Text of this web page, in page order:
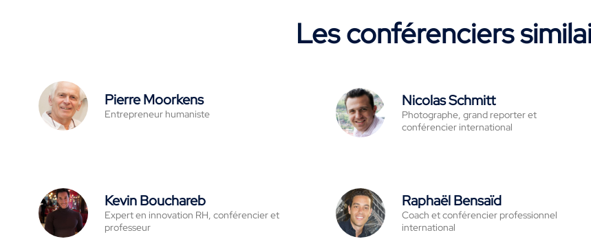
Les conférenciers
Pierre Moorkens
Entrepreneur humaniste
Nicolas Schmitt
Photographe, grand reporter et
conférencier international
Kevin Bouchareb
Expert en innovation RH, conférencier et
professeur
Raphaël Bensaïd
Coach et conférencier professionnel
international